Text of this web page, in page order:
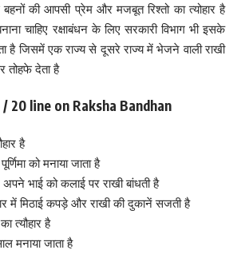
बहनों की आपसी प्रेम और मजबूत रिश्तो का त्योहार है
चाहिए रक्षाबंधन के लिए सरकारी विभाग भी इसके
है जिसमें एक राज्य से दूसरे राज्य में भेजने वाली राखी
तोहफे देता है
/ 20 line on Raksha Bandhan
है
को मनाया जाता है
भाई को कलाई पर राखी बांधती है
में मिठाई कपड़े और राखी की दुकानें सजती है
त्यौहार है
मनाया जाता है